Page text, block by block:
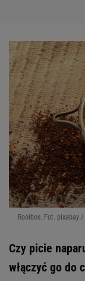
Rooibos. Fot. pixabay
Czy picie
włączyć go do